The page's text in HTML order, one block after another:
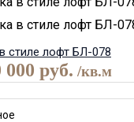
стиле лофт БЛ-078
000 руб. /кв.м